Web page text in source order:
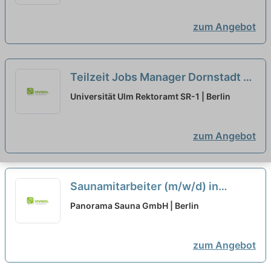
zum Angebot
Teilzeit Jobs Manager Dornstadt -
Teilzeitangebote entdecken neu
Universität Ulm Rektoramt SR-1 | Berlin
zum Angebot
Saunamitarbeiter (m/w/d) in
Teilzeitanstellung (85,5
Panorama Sauna GmbH | Berlin
zum Angebot